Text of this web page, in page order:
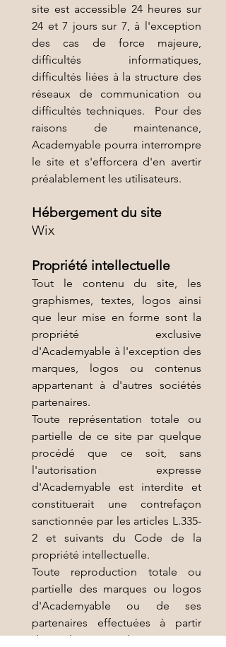
site est accessible 24 heures sur
24 et 7 jours sur 7, à l'exception
des cas de force majeure,
difficultés informatiques,
difficultés liées à la structure des
réseaux de communication ou
difficultés techniques. Pour des
raisons de maintenance,
Academyable pourra interrompre
le site et s'efforcera d'en avertir
préalablement les utilisateurs.
Hébergement du site
Wix
Propriété intellectuelle
Tout le contenu du site, les
graphismes, textes, logos ainsi
que leur mise en forme sont la
propriété exclusive
d'Academyable à l'exception des
marques, logos ou contenus
appartenant à d'autres sociétés
partenaires.
Toute représentation totale ou
partielle de ce site par quelque
procédé que ce soit, sans
l'autorisation expresse
d'Academyable est interdite et
constituerait une contrefaçon
sanctionnée par les articles L.335-
2 et suivants du Code de la
propriété intellectuelle.
Toute reproduction totale ou
partielle des marques ou logos
d'Academyable ou de ses
partenaires effectuées à partir
des éléments du site sans